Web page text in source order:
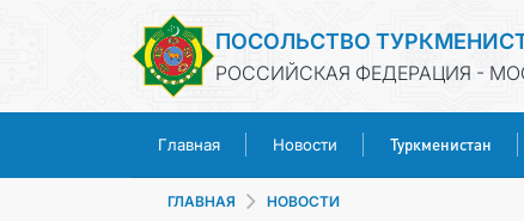
ПОСОЛЬСТВО
РОССИЙСКАЯ ФЕДЕРАЦИЯ -
Главная Новости Туркменистан
ГЛАВНАЯ НОВОСТИ